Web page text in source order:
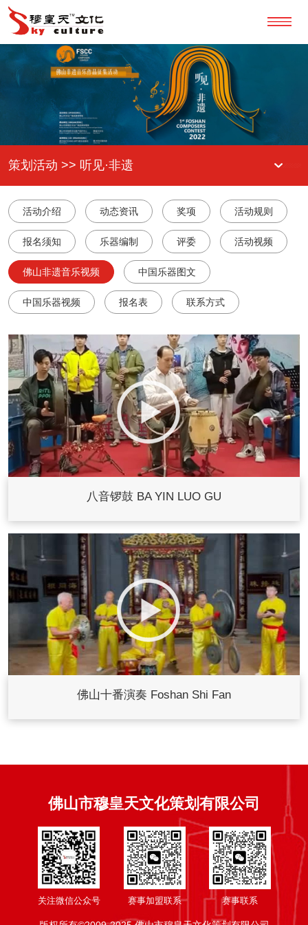
策划活动 >> 听见·非遗
活动介绍 动态资讯 奖项 活动规则
报名须知 乐器编制 评委 活动视频
佛山非遗音乐视频 中国乐器图文
中国乐器视频 报名表 联系方式
八音锣鼓 BA YIN LUO GU
佛山十番演奏 Foshan Shi Fan
佛山市穆皇天文化策划有限公司
关注微信公众号 赛事加盟联系 赛事联系